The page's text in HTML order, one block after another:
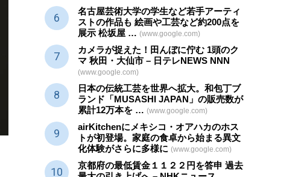
名古屋芸術大学の学生など若手アーティ
ストの作品も 絵画や工芸など約200点を
展示 松坂屋 … (www.google.com)
カメラが捉えた！田んぼに佇む 1頭のク
マ 秋田・大仙市 – 日テレNEWS NNN
(www.google.com)
日本の伝統工芸を世界へ拡大。和包丁ブ
ランド「MUSASHI JAPAN」の販売数が
累計12万本を … (www.google.com)
airKitchenにメキシコ・オアハカのホス
トが初登場。家庭の食卓から始まる異文
化体験がさらに多様に (www.google.com)
京都府の最低賃金１１２２円を答申 過去